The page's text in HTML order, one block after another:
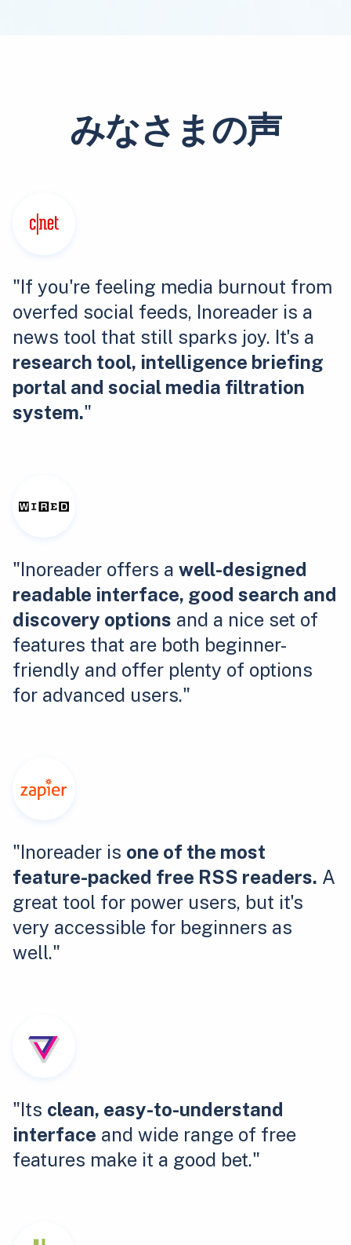
みなさまの声
"If you're feeling media burnout from
overfed social feeds, Inoreader is a
news tool that still sparks joy. It's a
research tool, intelligence briefing
portal and social media filtration
system."
"Inoreader offers a well-designed
readable interface, good search and
discovery options and a nice set of
features that are both beginner-
friendly and offer plenty of options
for advanced users."
"Inoreader is one of the most
feature-packed free RSS readers. A
great tool for power users, but it's
very accessible for beginners as
well."
"Its clean, easy-to-understand
interface and wide range of free
features make it a good bet."